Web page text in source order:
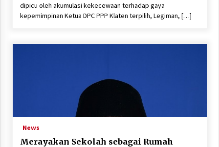
dipicu oleh akumulasi kekecewaan terhadap gaya
kepemimpinan Ketua DPC PPP Klaten terpilih, Legiman, […]
News
Merayakan Sekolah sebagai Rumah